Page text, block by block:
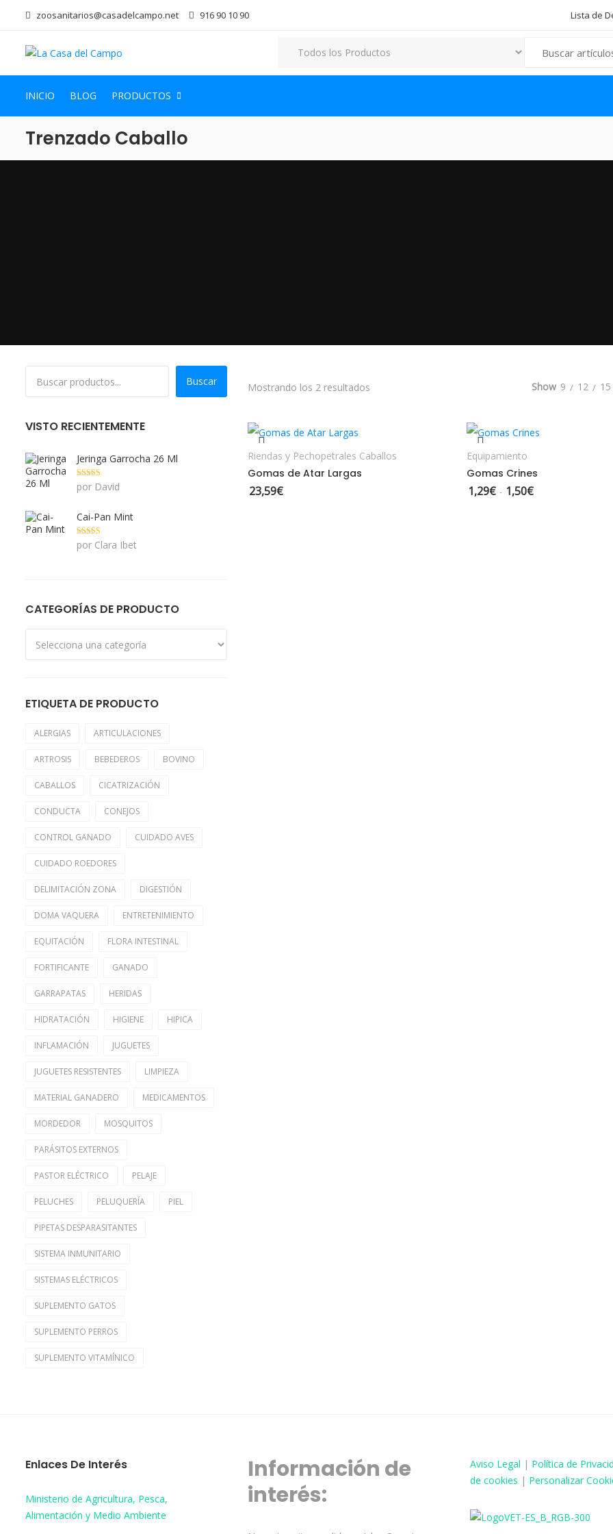
zoosanitarios@casadelcampo.net 916 90 10 90 Lista de
INICIO BLOG PRODUCTOS
Trenzado Caballo
Mostrando los 2 resultados Show 9 12 15
Riendas y Pechopetrales Caballos
Gomas de Atar Largas
23,59€
Equipamiento
Gomas Crines
1,29€ - 1,50€
Buscar
VISTO RECIENTEMENTE
Jeringa Garrocha 26 Ml
Valorado con
5 de 5
por David
Cai-Pan Mint
Valorado con
5 de 5
por Clara Ibet
CATEGORÍAS DE PRODUCTO
ETIQUETA DE PRODUCTO
ALERGIAS ARTICULACIONES
ARTROSIS BEBEDEROS BOVINO
CABALLOS CICATRIZACIÓN
CONDUCTA CONEJOS
CONTROL GANADO CUIDADO AVES
CUIDADO ROEDORES
DELIMITACIÓN ZONA DIGESTIÓN
DOMA VAQUERA ENTRETENIMIENTO
EQUITACIÓN FLORA INTESTINAL
FORTIFICANTE GANADO
GARRAPATAS HERIDAS
HIDRATACIÓN HIGIENE HIPICA
INFLAMACIÓN JUGUETES
JUGUETES RESISTENTES LIMPIEZA
MATERIAL GANADERO MEDICAMENTOS
MORDEDOR MOSQUITOS
PARÁSITOS EXTERNOS
PASTOR ELÉCTRICO PELAJE
PELUCHES PELUQUERÍA PIEL
PIPETAS DESPARASITANTES
SISTEMA INMUNITARIO
SISTEMAS ELÉCTRICOS
SUPLEMENTO GATOS
SUPLEMENTO PERROS
SUPLEMENTO VITAMÍNICO
Enlaces De Interés
Ministerio de Agricultura, Pesca,
Alimentación y Medio Ambiente
Información de
interés:
Aviso Legal | Política de
de cookies | Personalizar